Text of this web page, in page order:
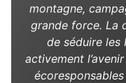
montagne,
grande force. La
de séduire les
activement